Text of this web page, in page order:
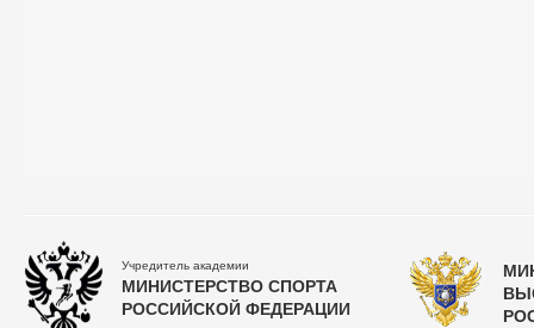
Учредитель академии
МИНИСТЕРСТВО СПОРТА
РОССИЙСКОЙ ФЕДЕРАЦИИ